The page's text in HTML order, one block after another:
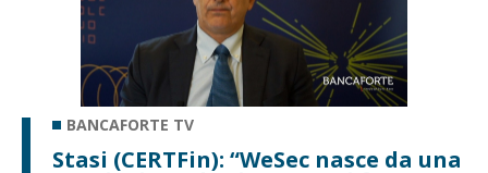
BANCAFORTE TV
Stasi (CERTFin): “WeSec nasce da una